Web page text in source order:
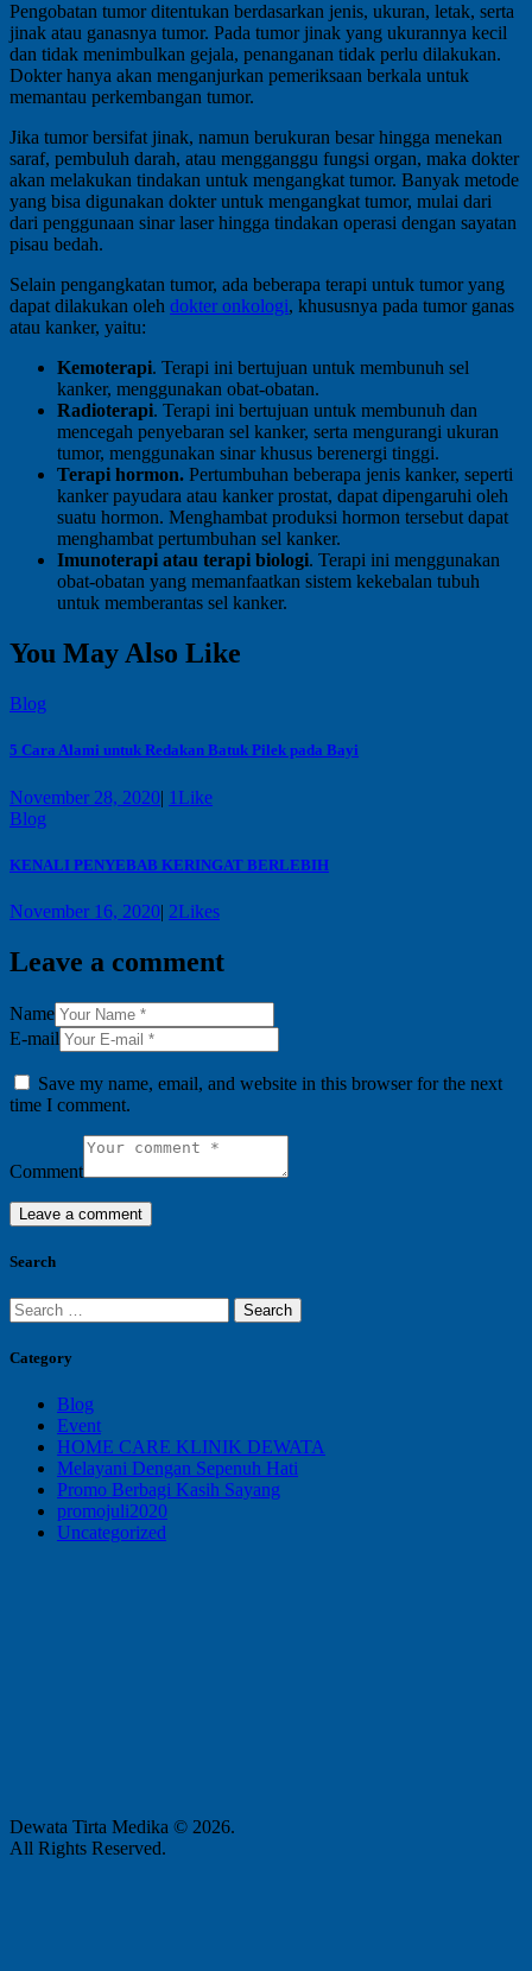
Pengobatan tumor ditentukan berdasarkan jenis, ukuran, letak, serta
jinak atau ganasnya tumor. Pada tumor jinak yang ukurannya kecil
dan tidak menimbulkan gejala, penanganan tidak perlu dilakukan.
Dokter hanya akan menganjurkan pemeriksaan berkala untuk
memantau perkembangan tumor.
Jika tumor bersifat jinak, namun berukuran besar hingga menekan
saraf, pembuluh darah, atau mengganggu fungsi organ, maka dokter
akan melakukan tindakan untuk mengangkat tumor. Banyak metode
yang bisa digunakan dokter untuk mengangkat tumor, mulai dari
dari penggunaan sinar laser hingga tindakan operasi dengan sayatan
pisau bedah.
Selain pengangkatan tumor, ada beberapa terapi untuk tumor yang
dapat dilakukan oleh dokter onkologi, khususnya pada tumor ganas
atau kanker, yaitu:
Kemoterapi. Terapi ini bertujuan untuk membunuh sel
kanker, menggunakan obat-obatan.
Radioterapi. Terapi ini bertujuan untuk membunuh dan
mencegah penyebaran sel kanker, serta mengurangi ukuran
tumor, menggunakan sinar khusus berenergi tinggi.
Terapi hormon. Pertumbuhan beberapa jenis kanker, seperti
kanker payudara atau kanker prostat, dapat dipengaruhi oleh
suatu hormon. Menghambat produksi hormon tersebut dapat
menghambat pertumbuhan sel kanker.
Imunoterapi atau terapi biologi. Terapi ini menggunakan
obat-obatan yang memanfaatkan sistem kekebalan tubuh
untuk memberantas sel kanker.
You May Also Like
Blog
5 Cara Alami untuk Redakan Batuk Pilek pada Bayi
November 28, 2020| 1 Like
Blog
KENALI PENYEBAB KERINGAT BERLEBIH
November 16, 2020| 2Likes
Leave a comment
Name
E-mail
Save my name, email, and website in this browser for the next
time I comment.
Comment
Search
Search
for:
Category
Blog
Event
HOME CARE KLINIK DEWATA
Melayani Dengan Sepenuh Hati
Promo Berbagi Kasih Sayang
promojuli2020
Uncategorized
Dewata Tirta Medika © 2026.
All Rights Reserved.